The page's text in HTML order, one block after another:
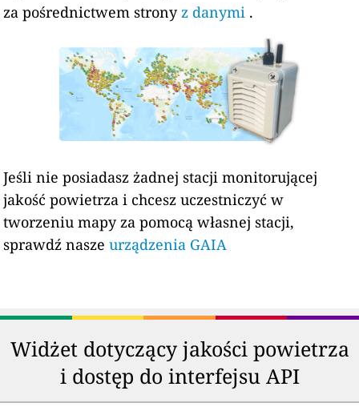
za pośrednictwem strony z danymi .
Jeśli nie posiadasz żadnej stacji monitorującej
jakość powietrza i chcesz uczestniczyć w
tworzeniu mapy za pomocą własnej stacji,
sprawdź naszeurządzenia GAIA
Widżet dotyczący jakości powietrza
i dostęp do interfejsu API